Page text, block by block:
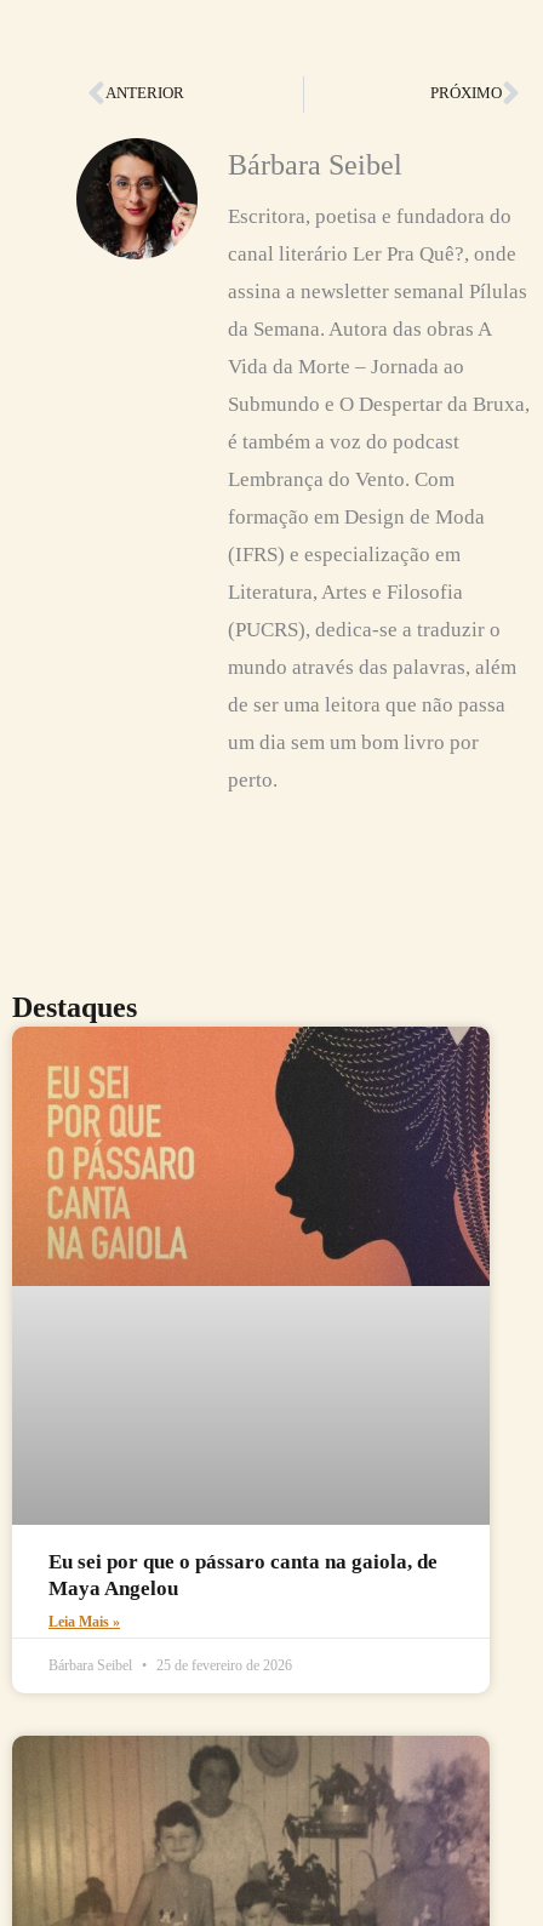
Anterior
ANTERIOR PRÓXIMO
Bárbara Seibel
Escritora, poetisa e fundadora do
canal literário Ler Pra Quê?, onde
assina a newsletter semanal Pílulas
da Semana. Autora das obras A
Vida da Morte – Jornada ao
Submundo e O Despertar da Bruxa,
é também a voz do podcast
Lembrança do Vento. Com
formação em Design de Moda
(IFRS) e especialização em
Literatura, Artes e Filosofia
(PUCRS), dedica-se a traduzir o
mundo através das palavras, além
de ser uma leitora que não passa
um dia sem um bom livro por
perto.
Destaques
Eu sei por que o pássaro canta na gaiola, de
Maya Angelou
Leia Mais »
Bárbara Seibel 25 de fevereiro de 2026